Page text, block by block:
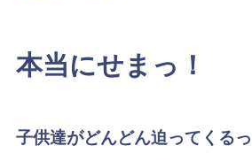
本当にせまっ！
子供達がどんどん迫ってくるっ